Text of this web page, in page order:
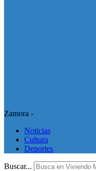
Zamora -
Noticias
Cultura
Deportes
Buscar...